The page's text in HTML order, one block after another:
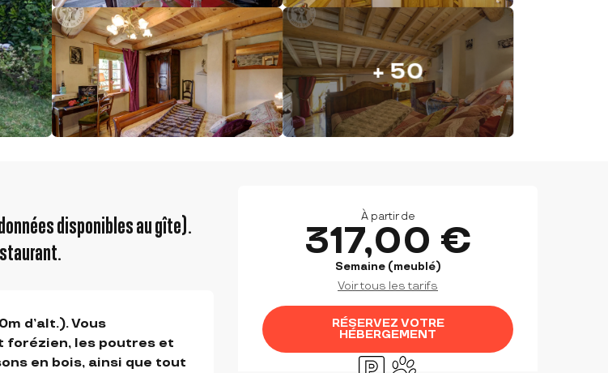
+ 50
OUVERTURE ET
À partir de
317,00 €
Semaine (meublé)
Voir tous les tarifs
RÉSERVEZ VOTRE
HÉBERGEMENT
ParkingAnimaux acceptés
disponibles au gîte).
d’alt.). Vous
forézien, les poutres et
en bois, ainsi que tout